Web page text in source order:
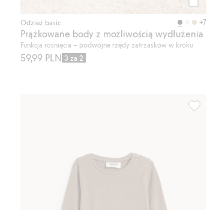
Kup
Odzież basic +7
Prążkowane body z możliwością wydłużenia
Funkcja rośnięcia – podwójne rzędy zatrzasków w kroku
59,99 PLN 3 za 2